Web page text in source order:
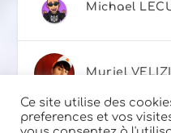
Michael
Muriel
Ce site utilise des
preferences et vos